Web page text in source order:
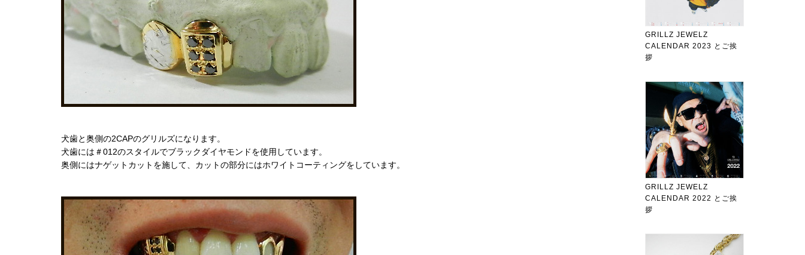
犬歯と奥側の2CAPのグリルズになります。
犬歯には＃012のスタイルでブラックダイヤモンドを使用しています。
奥側にはナゲットカットを施して、カットの部分にはホワイトコーティングをしています。
GRILLZ JEWELZ
CALENDAR 2023 とご挨
拶
GRILLZ JEWELZ
CALENDAR 2022 とご挨
拶